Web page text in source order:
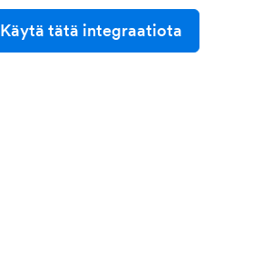
Käytä tätä integraatiota